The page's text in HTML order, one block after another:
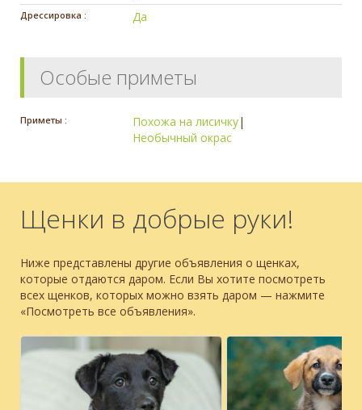
Дрессировка : Да
Особые приметы
Приметы : Похожа на лисичку|
Необычный окрас
Щенки в добрые руки!
Ниже представлены другие объявления о щенках,
которые отдаются даром. Если Вы хотите посмотреть
всех щенков, которых можно взять даром — нажмите
«Посмотреть все объявления».